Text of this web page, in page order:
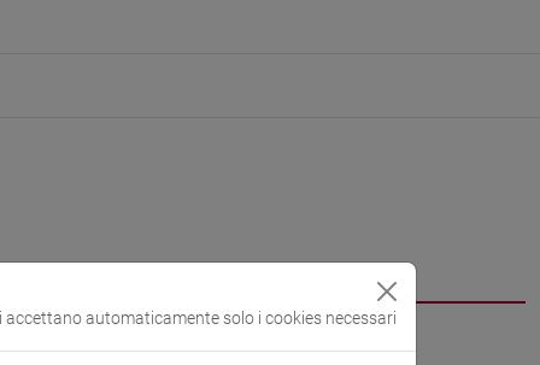
automaticamente solo i cookies necessari